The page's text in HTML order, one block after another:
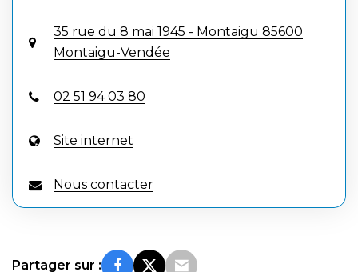
35 rue du 8 mai 1945 - Montaigu 85600
Montaigu-Vendée
02 51 94 03 80
Site internet
Nous contacter
Partager sur :